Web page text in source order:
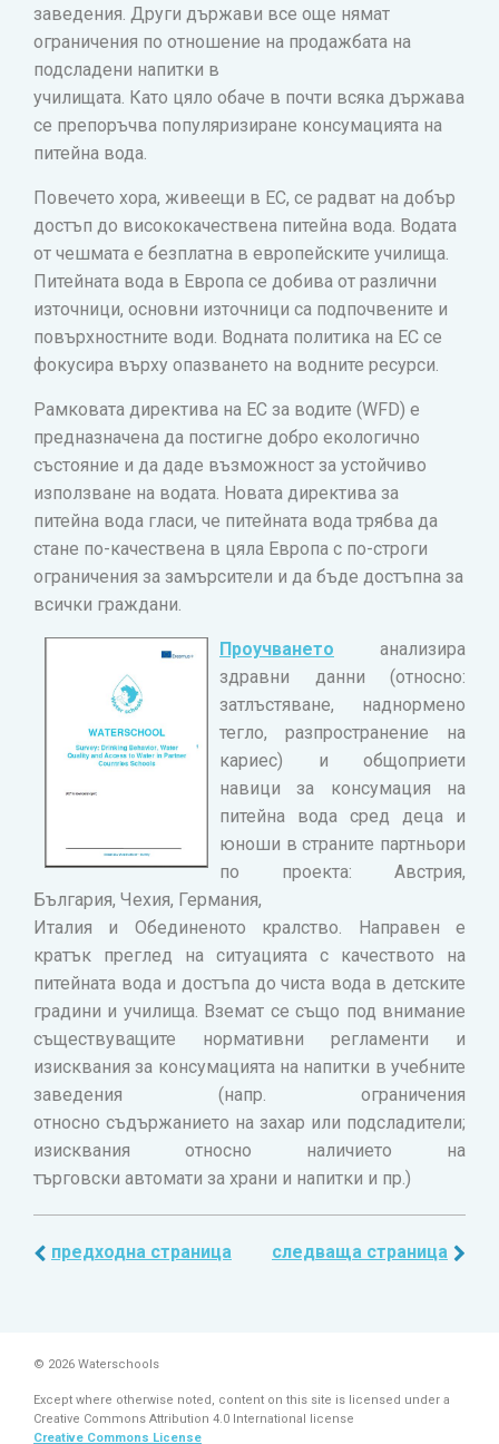
заведения. Други държави все още нямат
ограничения по отношение на продажбата на
подсладени напитки в
училищата. Като цяло обаче в почти всяка държава
се препоръчва популяризиране консумацията на
питейна вода.
Повечето хора, живеещи в ЕС, се радват на добър
достъп до висококачествена питейна вода. Водата
от чешмата е безплатна в европейските училища.
Питейната вода в Европа се добива от различни
източници, основни източници са подпочвените и
повърхностните води. Водната политика на ЕС се
фокусира върху опазването на водните ресурси.
Рамковата директива на ЕС за водите (WFD) е
предназначена да постигне добро екологично
състояние и да даде възможност за устойчиво
използване на водата. Новата директива за
питейна вода гласи, че питейната вода трябва да
стане по-качествена в цяла Европа с по-строги
ограничения за замърсители и да бъде достъпна за
всички граждани.
Проучването анализира
здравни данни (относно:
затлъстяване, наднормено
тегло, разпространение на
кариес) и общоприети
навици за консумация на
питейна вода сред деца и
юноши в страните партньори
по проекта: Австрия,
България, Чехия, Германия,
Италия и Обединеното кралство. Направен е
кратък преглед на ситуацията с качеството на
питейната вода и достъпа до чиста вода в детските
градини и училища. Вземат се също под внимание
съществуващите нормативни регламенти и
изисквания за консумацията на напитки в учебните
заведения (напр. ограничения
относно съдържанието на захар или подсладители;
изисквания относно наличието на
търговски автомати за храни и напитки и пр.)
предходна страница следваща страница
© 2026 Waterschools
Except where otherwise noted, content on this site is licensed under a
Creative Commons Attribution 4.0 International license
Creative Commons License